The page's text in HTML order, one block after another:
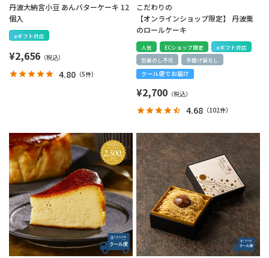
丹波大納言小豆 あんバターケーキ 12
個入
eギフト対応
¥2,656
4.80 （5件）
こだわりの
【オンラインショップ限定】 丹波栗
のロールケーキ
人気 ECショップ限定
eギフト対応
包装のし不可
手提げ袋なし
クール便でお届け
¥2,700
4.68 （102件）